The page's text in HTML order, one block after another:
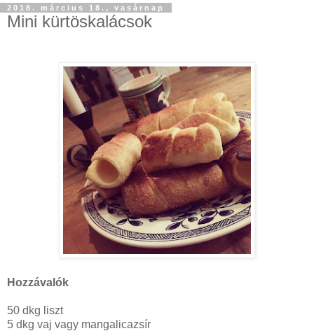
2018. március 18., vasárnap
Mini kürtöskalácsok
Hozzávalók
50 dkg liszt
5 dkg vaj vagy mangalicazsír